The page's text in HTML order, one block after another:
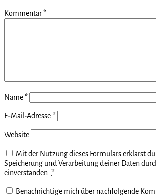
Kommentar*
Name*
E-Mail-Adresse*
Website
Mit der Nutzung dieses Formulars erklärst
Speicherung und Verarbeitung deiner Daten
einverstanden. *
Benachrichtige mich über nachfolgende